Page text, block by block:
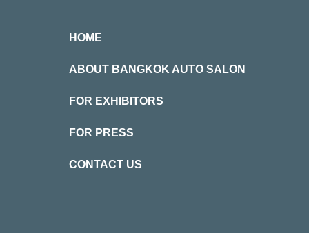
HOME
ABOUT BANGKOK AUTO SALON
FOR EXHIBITORS
FOR PRESS
CONTACT US